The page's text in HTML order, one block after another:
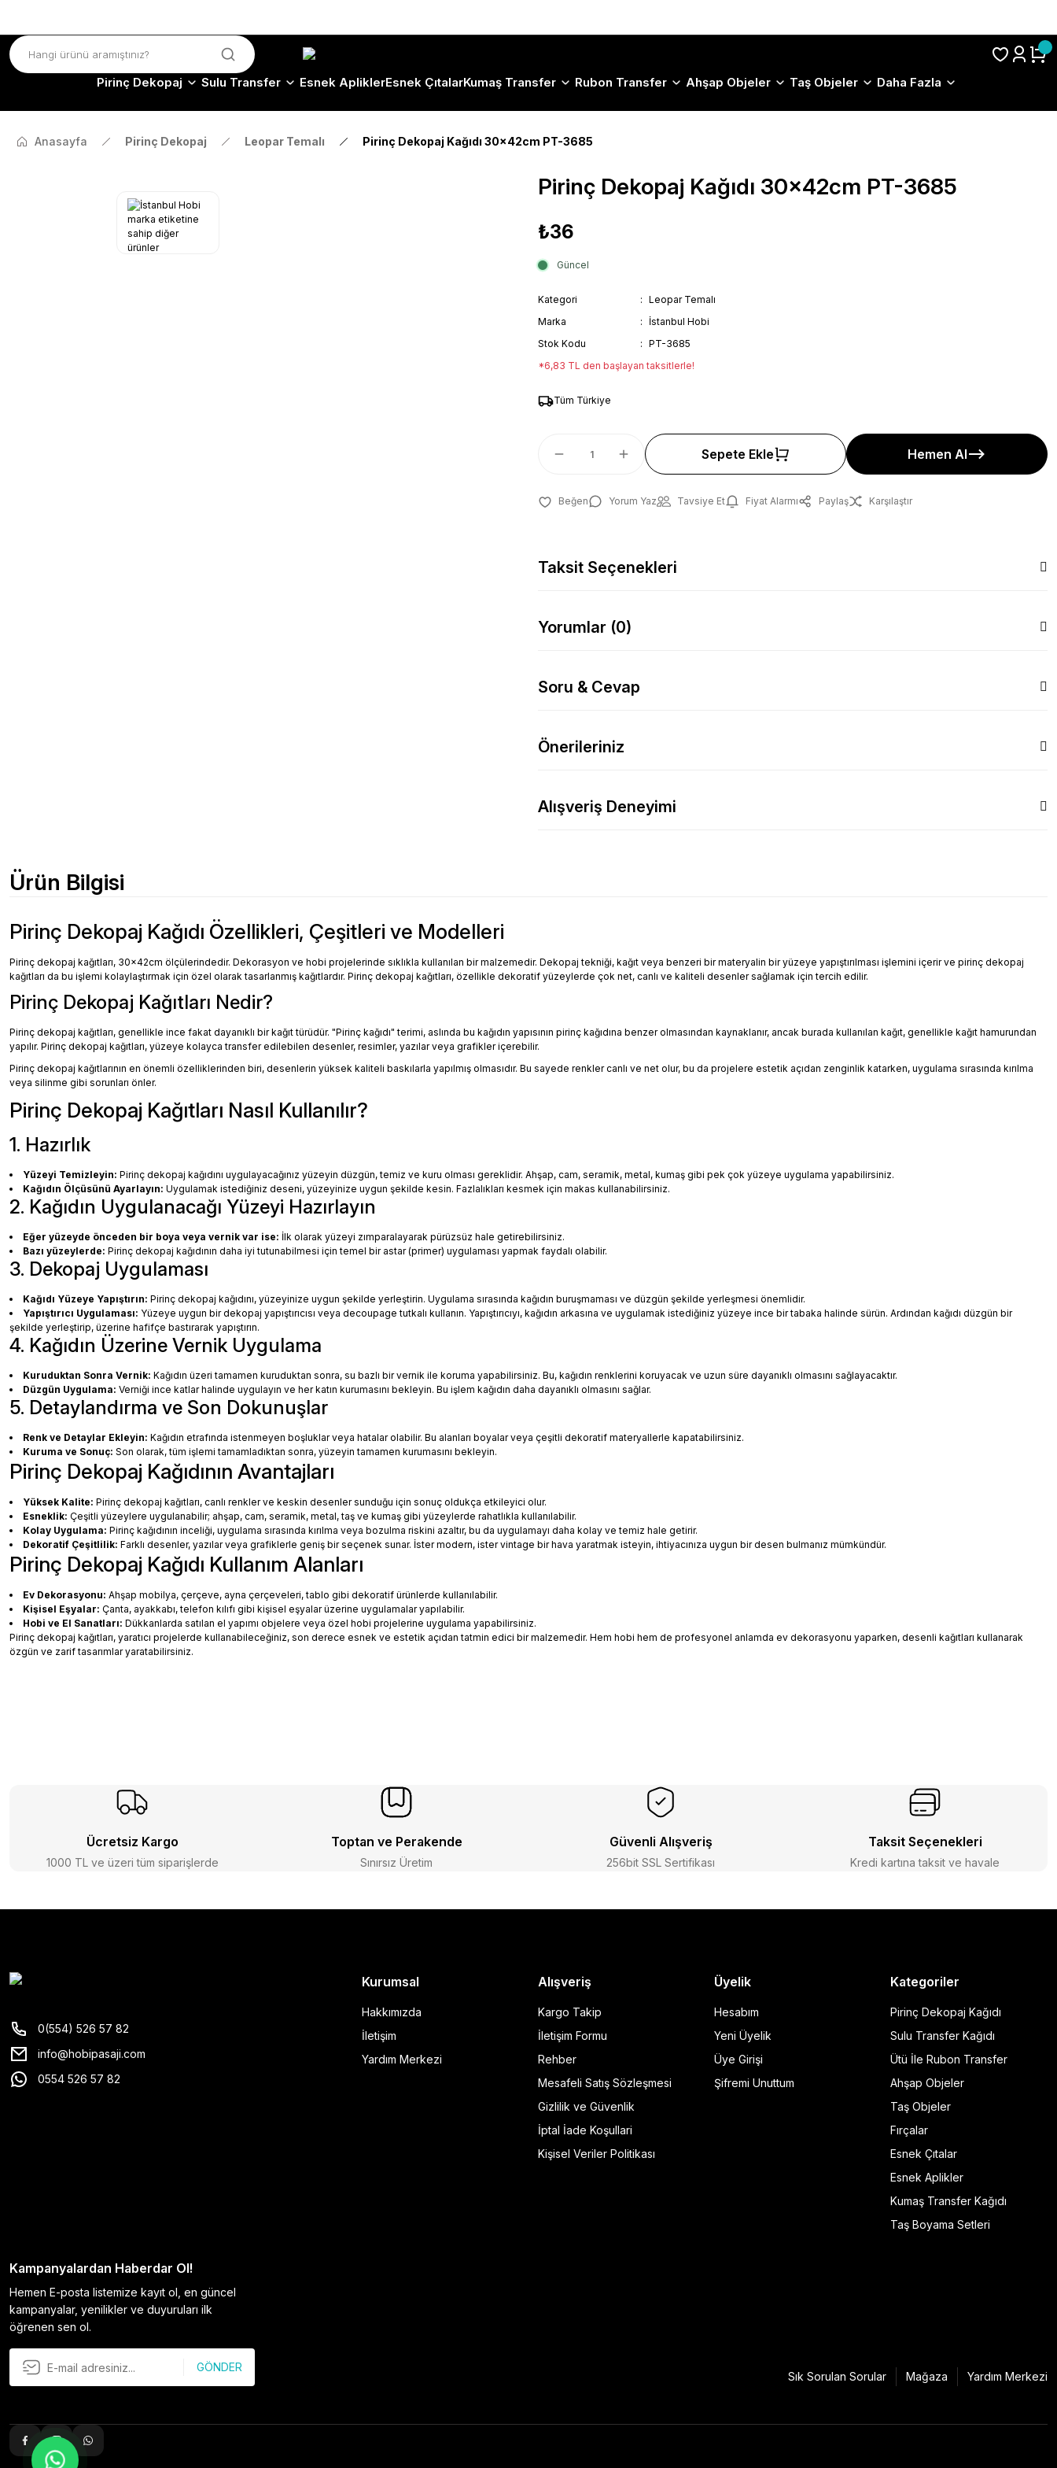
Pirinç Dekopaj Sulu Transfer Esnek ApliklerEsnek ÇıtalarKumaş Transfer Rubon Transfer Ahşap Objeler Taş Objeler Daha Fazla
Anasayfa Pirinç Dekopaj Leopar Temalı Pirinç Dekopaj Kağıdı 30x42cm PT-3685
Pirinç Dekopaj Kağıdı 30x42cm PT-3685
₺36
Güncel
Kategori
Leopar Temalı
Marka
İstanbul Hobi
Stok Kodu
PT-3685
*6,83 TL den başlayan taksitlerle!
Tüm Türkiye
Sepete Ekle Hemen Al
Yorum Yaz Tavsiye Et Fiyat Alarmı Paylaş Karşılaştır
Taksit Seçenekleri
Yorumlar (0)
Soru & Cevap
Önerileriniz
Alışveriş Deneyimi
Ürün Bilgisi
Pirinç Dekopaj Kağıdı Özellikleri, Çeşitleri ve Modelleri
Pirinç dekopaj kağıtları, 30x42cm ölçülerindedir. Dekorasyon ve hobi projelerinde sıklıkla kullanılan bir malzemedir. Dekopaj tekniği, kağıt veya benzeri bir materyalin bir yüzeye yapıştırılması işlemini içerir ve pirinç dekopaj
kağıtları da bu işlemi kolaylaştırmak için özel olarak tasarlanmış kağıtlardır. Pirinç dekopaj kağıtları, özellikle dekoratif yüzeylerde çok net, canlı ve kaliteli desenler sağlamak için tercih edilir.
Pirinç Dekopaj Kağıtları Nedir?
Pirinç dekopaj kağıtları, genellikle ince fakat dayanıklı bir kağıt türüdür. "Pirinç kağıdı" terimi, aslında bu kağıdın yapısının pirinç kağıdına benzer olmasından kaynaklanır, ancak burada kullanılan kağıt, genellikle kağıt hamurundan
yapılır. Pirinç dekopaj kağıtları, yüzeye kolayca transfer edilebilen desenler, resimler, yazılar veya grafikler içerebilir.
Pirinç dekopaj kağıtlarının en önemli özelliklerinden biri, desenlerin yüksek kaliteli baskılarla yapılmış olmasıdır. Bu sayede renkler canlı ve net olur, bu da projelere estetik açıdan zenginlik katarken, uygulama sırasında kırılma
veya silinme gibi sorunları önler.
Pirinç Dekopaj Kağıtları Nasıl Kullanılır?
1. Hazırlık
Yüzeyi Temizleyin: Pirinç dekopaj kağıdını uygulayacağınız yüzeyin düzgün, temiz ve kuru olması gereklidir. Ahşap, cam, seramik, metal, kumaş gibi pek çok yüzeye uygulama yapabilirsiniz.
Kağıdın Ölçüsünü Ayarlayın: Uygulamak istediğiniz deseni, yüzeyinize uygun şekilde kesin. Fazlalıkları kesmek için makas kullanabilirsiniz.
2. Kağıdın Uygulanacağı Yüzeyi Hazırlayın
Eğer yüzeyde önceden bir boya veya vernik var ise: İlk olarak yüzeyi zımparalayarak pürüzsüz hale getirebilirsiniz.
Bazı yüzeylerde: Pirinç dekopaj kağıdının daha iyi tutunabilmesi için temel bir astar (primer) uygulaması yapmak faydalı olabilir.
3. Dekopaj Uygulaması
Kağıdı Yüzeye Yapıştırın: Pirinç dekopaj kağıdını, yüzeyinize uygun şekilde yerleştirin. Uygulama sırasında kağıdın buruşmaması ve düzgün şekilde yerleşmesi önemlidir.
Yapıştırıcı Uygulaması: Yüzeye uygun bir dekopaj yapıştırıcısı veya decoupage tutkalı kullanın. Yapıştırıcıyı, kağıdın arkasına ve uygulamak istediğiniz yüzeye ince bir tabaka halinde sürün. Ardından kağıdı düzgün bir
şekilde yerleştirip, üzerine hafifçe bastırarak yapıştırın.
4. Kağıdın Üzerine Vernik Uygulama
Kuruduktan Sonra Vernik: Kağıdın üzeri tamamen kuruduktan sonra, su bazlı bir vernik ile koruma yapabilirsiniz. Bu, kağıdın renklerini koruyacak ve uzun süre dayanıklı olmasını sağlayacaktır.
Düzgün Uygulama: Verniği ince katlar halinde uygulayın ve her katın kurumasını bekleyin. Bu işlem kağıdın daha dayanıklı olmasını sağlar.
5. Detaylandırma ve Son Dokunuşlar
Renk ve Detaylar Ekleyin: Kağıdın etrafında istenmeyen boşluklar veya hatalar olabilir. Bu alanları boyalar veya çeşitli dekoratif materyallerle kapatabilirsiniz.
Kuruma ve Sonuç: Son olarak, tüm işlemi tamamladıktan sonra, yüzeyin tamamen kurumasını bekleyin.
Pirinç Dekopaj Kağıdının Avantajları
Yüksek Kalite: Pirinç dekopaj kağıtları, canlı renkler ve keskin desenler sunduğu için sonuç oldukça etkileyici olur.
Esneklik: Çeşitli yüzeylere uygulanabilir; ahşap, cam, seramik, metal, taş ve kumaş gibi yüzeylerde rahatlıkla kullanılabilir.
Kolay Uygulama: Pirinç kağıdının inceliği, uygulama sırasında kırılma veya bozulma riskini azaltır, bu da uygulamayı daha kolay ve temiz hale getirir.
Dekoratif Çeşitlilik: Farklı desenler, yazılar veya grafiklerle geniş bir seçenek sunar. İster modern, ister vintage bir hava yaratmak isteyin, ihtiyacınıza uygun bir desen bulmanız mümkündür.
Pirinç Dekopaj Kağıdı Kullanım Alanları
Ev Dekorasyonu: Ahşap mobilya, çerçeve, ayna çerçeveleri, tablo gibi dekoratif ürünlerde kullanılabilir.
Kişisel Eşyalar: Çanta, ayakkabı, telefon kılıfı gibi kişisel eşyalar üzerine uygulamalar yapılabilir.
Hobi ve El Sanatları: Dükkanlarda satılan el yapımı objelere veya özel hobi projelerine uygulama yapabilirsiniz.
Pirinç dekopaj kağıtları, yaratıcı projelerde kullanabileceğiniz, son derece esnek ve estetik açıdan tatmin edici bir malzemedir. Hem hobi hem de profesyonel anlamda ev dekorasyonu yaparken, desenli kağıtları kullanarak
özgün ve zarif tasarımlar yaratabilirsiniz.
Ücretsiz Kargo
1000 TL ve üzeri tüm siparişlerde
Toptan ve Perakende
Sınırsız Üretim
Güvenli Alışveriş
256bit SSL Sertifikası
Taksit Seçenekleri
Kredi kartına taksit ve havale
0(554) 526 57 82
info@hobipasaji.com
0554 526 57 82
Kurumsal
Hakkımızda
İletişim
Yardım Merkezi
Alışveriş
Kargo Takip
İletişim Formu
Rehber
Mesafeli Satış Sözleşmesi
Gizlilik ve Güvenlik
İptal İade Koşullari
Kişisel Veriler Politikası
Üyelik
Hesabım
Yeni Üyelik
Üye Girişi
Şifremi Unuttum
Kategoriler
Pirinç Dekopaj Kağıdı
Sulu Transfer Kağıdı
Ütü İle Rubon Transfer
Ahşap Objeler
Taş Objeler
Fırçalar
Esnek Çıtalar
Esnek Aplikler
Kumaş Transfer Kağıdı
Taş Boyama Setleri
Kampanyalardan Haberdar Ol!
Hemen E-posta listemize kayıt ol, en güncel
kampanyalar, yenilikler ve duyuruları ilk
öğrenen sen ol.
GÖNDER
Sık Sorulan Sorular Mağaza Yardım Merkezi